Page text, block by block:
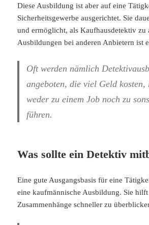
Diese Ausbildung ist aber auf eine
Sicherheitsgewerbe ausgerichtet. Sie
und ermöglicht, als Kaufhausdetektiv zu
Ausbildungen bei anderen Anbietern ist
Oft werden nämlich
angeboten, die viel Geld
weder zu einem Job noch zu
führen.
Was sollte ein Detektiv
Eine gute Ausgangsbasis für eine
eine kaufmännische Ausbildung. Sie
Zusammenhänge schneller zu